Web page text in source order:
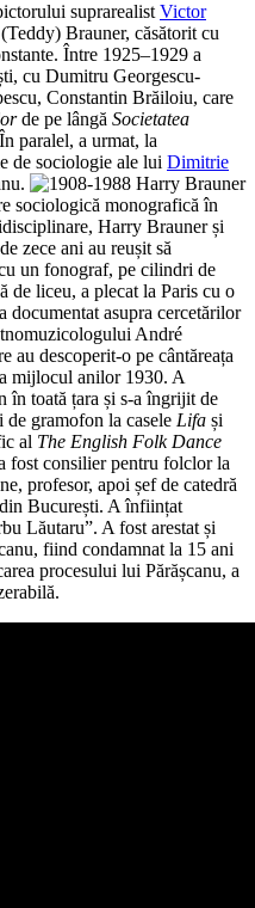
suprarealist Victor
Brauner, căsătorit cu
Între 1925–1929 a
cu Dumitru Georgescu-
Constantin Brăiloiu, care
de pe lângă Societatea
paralel, a urmat, la
de sociologie ale lui Dimitrie
sociologică monografică în
Harry Brauner și
zece ani au reușit să
un fonograf, pe cilindri de
de liceu, a plecat la Paris cu o
documentat asupra cercetărilor
André
au descoperit-o pe cântăreața
mijlocul anilor 1930. A
în toată țara și s-a îngrijit de
gramofon la casele Lifa și
al The English Folk Dance
fost consilier pentru folclor la
profesor, apoi șef de catedră
București. A înființat
Lăutaru”. A fost arestat și
fiind condamnat la 15 ani
procesului lui Părășcanu, a